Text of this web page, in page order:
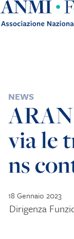
POSTED IN
NEWS
via le
ns
18 Gennaio 2023
Dirigenza